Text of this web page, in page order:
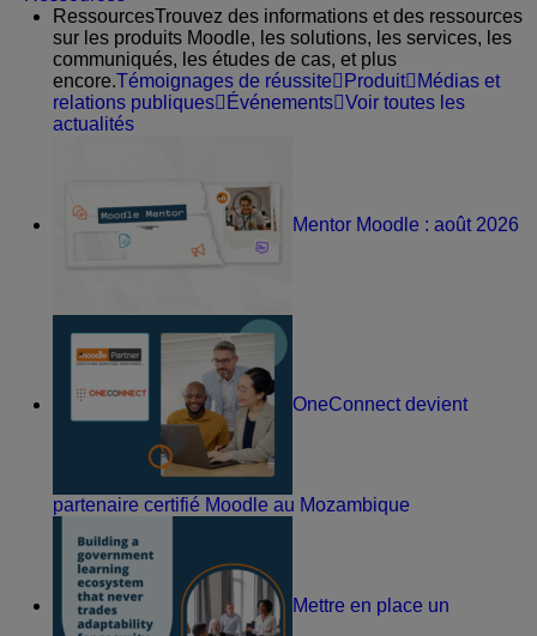
RessourcesTrouvez des informations et des ressources
sur les produits Moodle, les solutions, les services, les
communiqués, les études de cas, et plus
encore.Témoignages de réussite Produit
Médias et
relations publiques
Événements Voir toutes les
actualités
Mentor Moodle : août 2026
OneConnect devient
partenaire certifié Moodle au Mozambique
Mettre en place un